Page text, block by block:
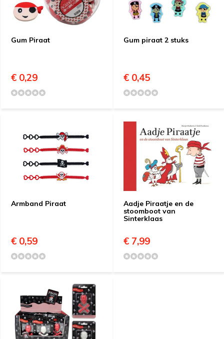
Gum Piraat
€ 0,29
Gum piraat 2 stuks
€ 0,45
Armband Piraat
€ 0,59
Aadje Piraatje en de
stoomboot van
Sinterklaas
€ 7,99